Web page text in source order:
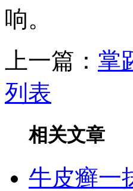
响。
上一篇： 掌
列表
相关文章
牛皮癣一